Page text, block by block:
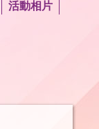
活動相片